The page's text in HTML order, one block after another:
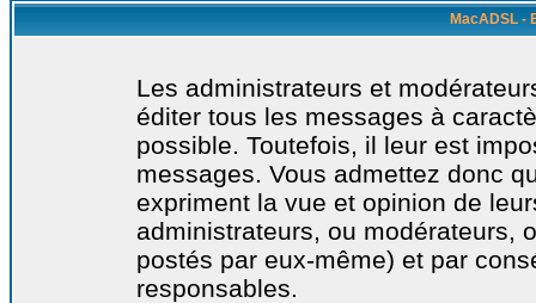
MacADSL -
Les administrateurs et
éditer tous les messages à
possible. Toutefois, il leur est
messages. Vous admettez donc
expriment la vue et opinion de
administrateurs, ou modérateurs,
postés par eux-même) et par
responsables.